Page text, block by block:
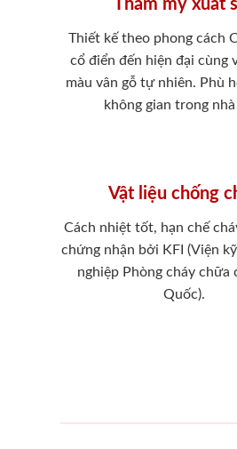
Thẩm mỹ xuất
Thiết kế theo phong cách
cổ điển đến hiện đại cùng
màu vân gỗ tự nhiên. Phù
không gian trong nhà
Vật liệu chống
Cách nhiệt tốt, hạn chế
chứng nhận bởi KFI (Viện
nghiệp Phòng cháy chữa
Quốc).